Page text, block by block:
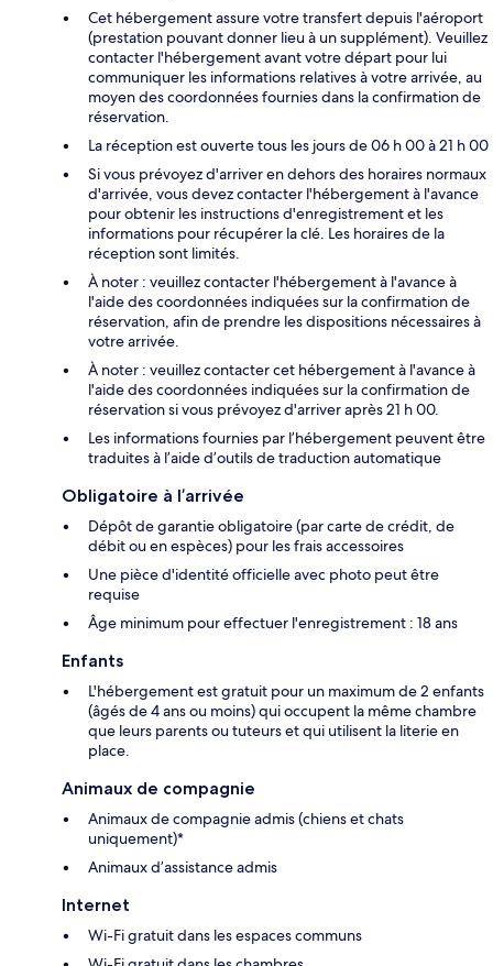
Cet hébergement assure votre transfert depuis l'aéroport
(prestation pouvant donner lieu à un supplément). Veuillez
contacter l'hébergement avant votre départ pour lui
communiquer les informations relatives à votre arrivée, au
moyen des coordonnées fournies dans la confirmation de
réservation.
La réception est ouverte tous les jours de 06 h 00 à 21 h 00
Si vous prévoyez d'arriver en dehors des horaires normaux
d'arrivée, vous devez contacter l'hébergement à l'avance
pour obtenir les instructions d'enregistrement et les
informations pour récupérer la clé. Les horaires de la
réception sont limités.
À noter : veuillez contacter l'hébergement à l'avance à
l'aide des coordonnées indiquées sur la confirmation de
réservation, afin de prendre les dispositions nécessaires à
votre arrivée.
À noter : veuillez contacter cet hébergement à l'avance à
l'aide des coordonnées indiquées sur la confirmation de
réservation si vous prévoyez d'arriver après 21 h 00.
Les informations fournies par l’hébergement peuvent être
traduites à l’aide d’outils de traduction automatique
Obligatoire à l’arrivée
Dépôt de garantie obligatoire (par carte de crédit, de
débit ou en espèces) pour les frais accessoires
Une pièce d'identité officielle avec photo peut être
requise
Âge minimum pour effectuer l'enregistrement : 18 ans
Enfants
L'hébergement est gratuit pour un maximum de 2 enfants
(âgés de 4 ans ou moins) qui occupent la même chambre
que leurs parents ou tuteurs et qui utilisent la literie en
place.
Animaux de compagnie
Animaux de compagnie admis (chiens et chats
uniquement)*
Animaux d’assistance admis
Internet
Wi-Fi gratuit dans les espaces communs